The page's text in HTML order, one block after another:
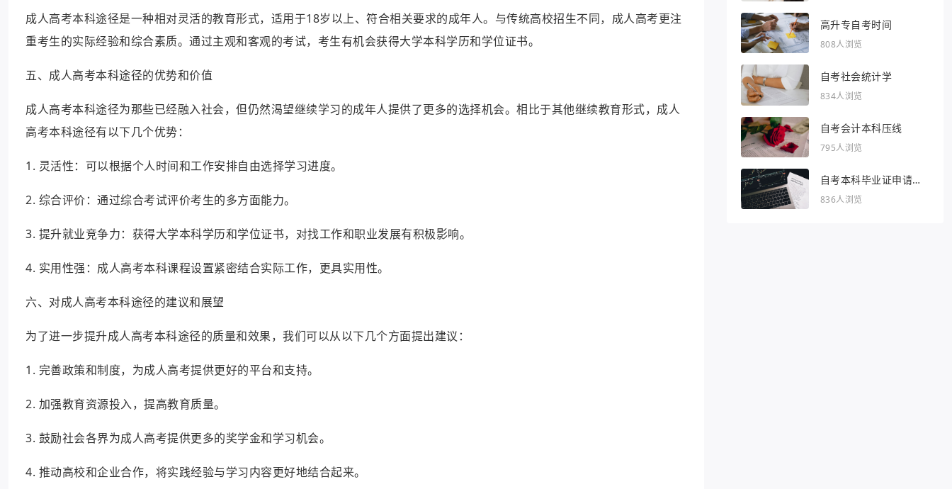
成人高考本科途径是一种相对灵活的教育形式，适用于18岁以上、符合相关要求的成年人。与传统高校招生不同，成人高考更注
重考生的实际经验和综合素质。通过主观和客观的考试，考生有机会获得大学本科学历和学位证书。
五、成人高考本科途径的优势和价值
成人高考本科途径为那些已经融入社会，但仍然渴望继续学习的成年人提供了更多的选择机会。相比于其他继续教育形式，成人
高考本科途径有以下几个优势：
1. 灵活性：可以根据个人时间和工作安排自由选择学习进度。
2. 综合评价：通过综合考试评价考生的多方面能力。
3. 提升就业竞争力：获得大学本科学历和学位证书，对找工作和职业发展有积极影响。
4. 实用性强：成人高考本科课程设置紧密结合实际工作，更具实用性。
六、对成人高考本科途径的建议和展望
为了进一步提升成人高考本科途径的质量和效果，我们可以从以下几个方面提出建议：
1. 完善政策和制度，为成人高考提供更好的平台和支持。
2. 加强教育资源投入，提高教育质量。
3. 鼓励社会各界为成人高考提供更多的奖学金和学习机会。
4. 推动高校和企业合作，将实践经验与学习内容更好地结合起来。
高升专自考时间
808人浏览
自考社会统计学
834人浏览
自考会计本科压线
795人浏览
自考本科毕业证申请条
件
836人浏览